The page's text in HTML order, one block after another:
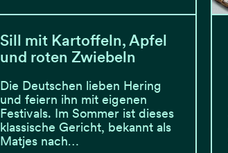
Sill mit Kartoffeln, Apfel
und roten Zwiebeln
Die Deutschen lieben Hering
und feiern ihn mit eigenen
Festivals. Im Sommer ist dieses
klassische Gericht, bekannt als
Matjes nach…